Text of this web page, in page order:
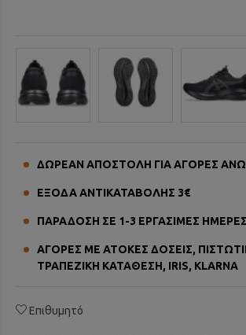
ΔΩΡΕΑΝ ΑΠΟΣΤΟΛΗ ΓΙΑ ΑΓΟΡΕΣ
ΕΞΟΔΑ ΑΝΤΙΚΑΤΑΒΟΛΗΣ 3€
ΠΑΡΑΔΟΣΗ ΣΕ 1-3 ΕΡΓΑΣΙΜΕΣ ΗΜΕΡΕΣ
ΑΓΟΡΕΣ ΜΕ ΑΤΟΚΕΣ ΔΟΣΕΙΣ,
ΤΡΑΠΕΖΙΚΗ ΚΑΤΑΘΕΣΗ, IRIS, KLARNA
Επιθυμητό